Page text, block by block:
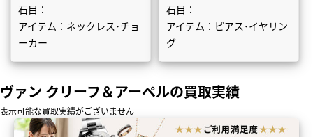
石目：
アイテム：ネックレス･チョ
ーカー
石目：
アイテム：ピアス･イヤリン
グ
ヴァン クリーフ＆アーペルの買取実績
表示可能な買取実績がございません